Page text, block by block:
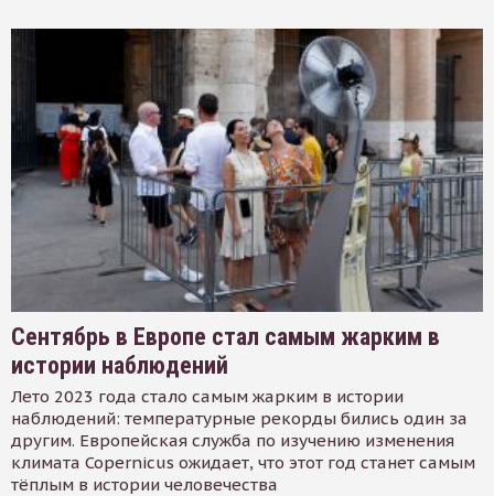
Сентябрь в Европе стал самым жарким в
истории наблюдений
Лето 2023 года стало самым жарким в истории
наблюдений: температурные рекорды бились один за
другим. Европейская служба по изучению изменения
климата Copernicus ожидает, что этот год станет самым
тёплым в истории человечества